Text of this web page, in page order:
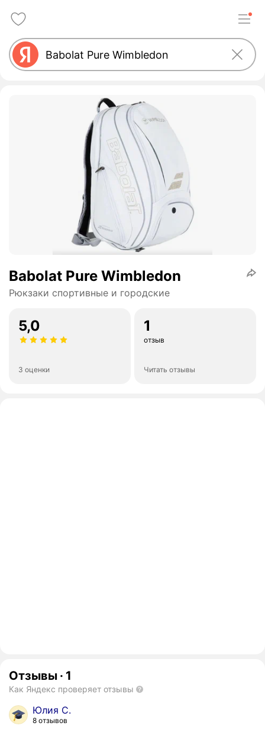
Babolat Pure Wimbledon
Рюкзаки спортивные и городские
5,0
3 оценки
1
отзыв
Читать отзывы
Отзывы · 1
Как Яндекс проверяет отзывы
Юлия С.
8 отзывов